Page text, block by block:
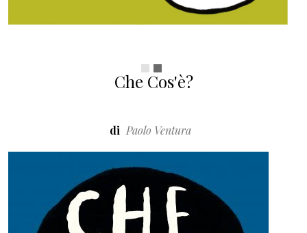
Che Cos'è?
di Paolo Ventura